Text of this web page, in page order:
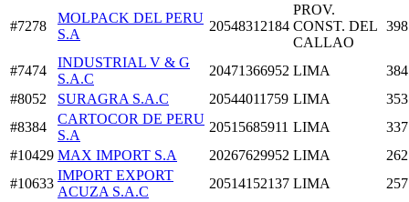
#7278
MOLPACK DEL PERU
S.A
20548312184
PROV.
CONST. DEL
CALLAO
#7474
INDUSTRIAL V & G
S.A.C
20471366952 LIMA
#8052
SURAGRA S.A.C 20544011759 LIMA
#8384
CARTOCOR DE PERU
S.A
20515685911 LIMA
#10429 MAX IMPORT S.A 20267629952 LIMA
#10633
IMPORT EXPORT
ACUZA S.A.C
20514152137 LIMA